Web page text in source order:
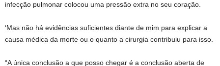
infecção pulmonar colocou uma pressão extra no seu coração.
‘Mas não há evidências suficientes diante de mim para explicar a
causa médica da morte ou o quanto a cirurgia contribuiu para isso.
“A única conclusão a que posso chegar é a conclusão aberta de